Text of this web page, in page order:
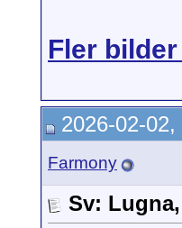
Fler
2026-02-02,
Farmony
Sv: